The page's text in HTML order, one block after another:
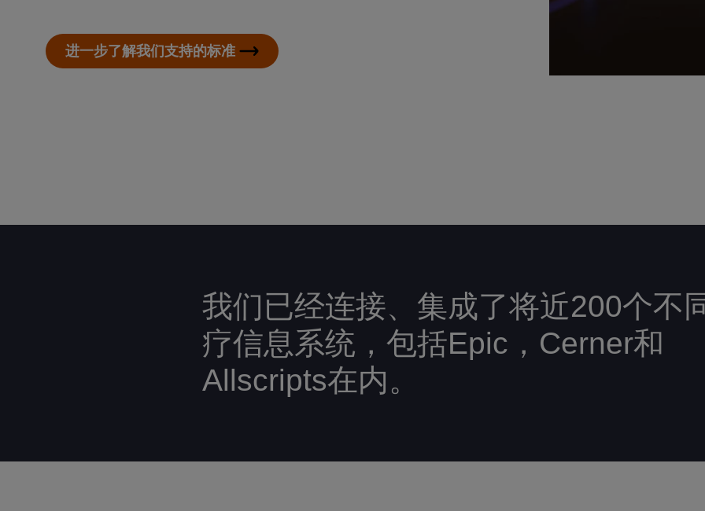
进一步了解我们支持的标准
我们已经连接、集成了将近200个不
疗信息系统，包括Epic，Cerner和
Allscripts在内。